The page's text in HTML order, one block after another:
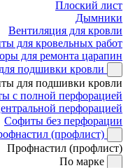
Плоский лист
Дымники
Вентиляция для кровли
для кровельных работ
для ремонта царапин
подшивки кровли
для подшивки кровли
с полной перфорацией
перфорацией
Софиты без перфорации
(профлист)
Профнастил (профлист)
По марке